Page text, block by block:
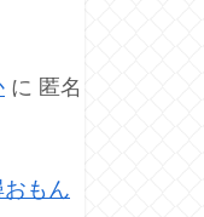
に 匿名
おもん